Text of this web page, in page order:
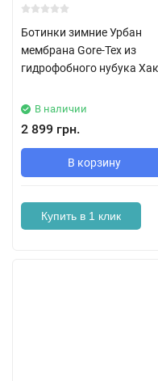
Ботинки зимние Урбан
мембрана Gore-Tex из
гидрофобного нубука
В наличии
2 899 грн.
В корзину
Купить в 1 клик